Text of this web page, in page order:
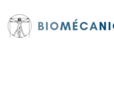
contenu